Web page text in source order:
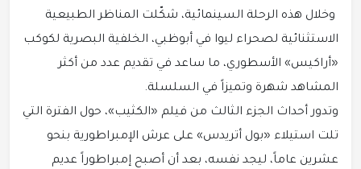
وخلال هذه الرحلة السينمائية، شكّلت المناظر الطبيعية
الاستثنائية لصحراء ليوا في أبوظبي، الخلفية البصرية لكوكب
«أراكيس» الأسطوري، ما ساعد في تقديم عدد من أكثر
المشاهد شهرة وتميزاً في السلسلة.
وتدور أحداث الجزء الثالث من فيلم «الكثيب»، حول الفترة التي
تلت استيلاء «بول أتريدس» على عرش الإمبراطورية بنحو
عشرين عاماً، ليجد نفسه، بعد أن أصبح إمبراطوراً عديم